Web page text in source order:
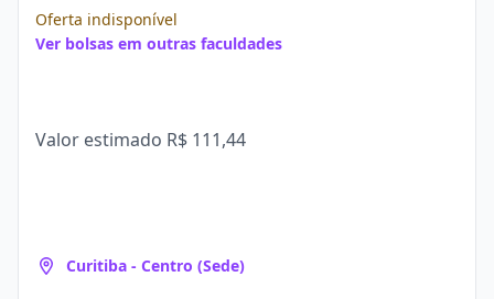
Oferta indisponível
Ver bolsas em outras faculdades
Valor estimado R$ 111,44
Curitiba - Centro (Sede)